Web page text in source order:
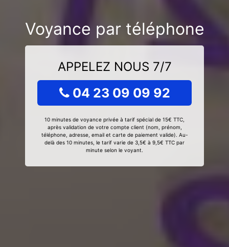
Voyance par téléphone
APPELEZ NOUS 7/7
04 23 09 09 92
10 minutes de voyance privée à tarif spécial de 15€ TTC,
après validation de votre compte client (nom, prénom,
téléphone, adresse, email et carte de paiement valide). Au-
delà des 10 minutes, le tarif varie de 3,5€ à 9,5€ TTC par
minute selon le voyant.